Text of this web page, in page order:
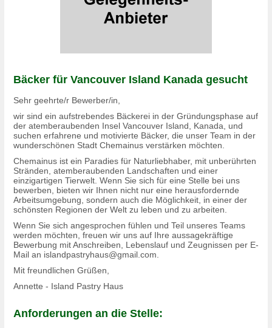
Bäcker für Vancouver Island Kanada gesucht
Sehr geehrte/r Bewerber/in,
wir sind ein aufstrebendes Bäckerei in der Gründungsphase auf
der atemberaubenden Insel Vancouver Island, Kanada, und
suchen erfahrene und motivierte Bäcker, die unser Team in der
wunderschönen Stadt Chemainus verstärken möchten.
Chemainus ist ein Paradies für Naturliebhaber, mit unberührten
Stränden, atemberaubenden Landschaften und einer
einzigartigen Tierwelt. Wenn Sie sich für eine Stelle bei uns
bewerben, bieten wir Ihnen nicht nur eine herausfordernde
Arbeitsumgebung, sondern auch die Möglichkeit, in einer der
schönsten Regionen der Welt zu leben und zu arbeiten.
Wenn Sie sich angesprochen fühlen und Teil unseres Teams
werden möchten, freuen wir uns auf Ihre aussagekräftige
Bewerbung mit Anschreiben, Lebenslauf und Zeugnissen per E-
Mail an islandpastryhaus@gmail.com.
Mit freundlichen Grüßen,
Annette - Island Pastry Haus
Anforderungen an die Stelle: